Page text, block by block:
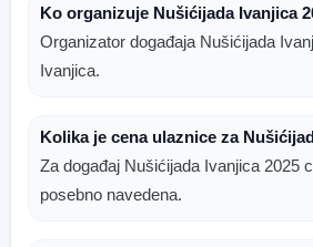
Ko organizuje Nušićijada Ivanjica
Organizator događaja Nušićijada
Ivanjica.
Kolika je cena ulaznice za
Za događaj Nušićijada Ivanjica 2025
posebno navedena.